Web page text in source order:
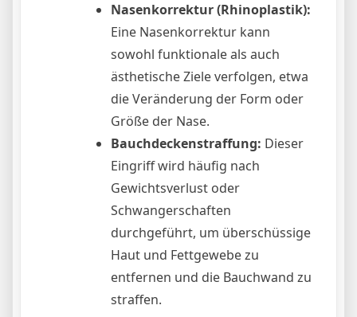
Nasenkorrektur (Rhinoplastik):
Eine Nasenkorrektur kann
sowohl funktionale als auch
ästhetische Ziele verfolgen, etwa
die Veränderung der Form oder
Größe der Nase.
Bauchdeckenstraffung: Dieser
Eingriff wird häufig nach
Gewichtsverlust oder
Schwangerschaften
durchgeführt, um überschüssige
Haut und Fettgewebe zu
entfernen und die Bauchwand zu
straffen.